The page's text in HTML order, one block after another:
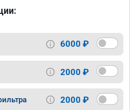
6000 ₽
2000 ₽
2000 ₽